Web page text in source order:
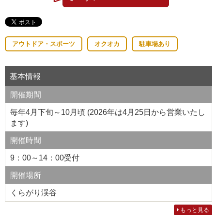
アウトドア・スポーツ オクオカ 駐車場あり
基本情報
開催期間
毎年4月下旬～10月頃 (2026年は4月25日から営業いたし
ます)
開催時間
9：00～14：00受付
開催場所
くらがり渓谷
もっと見る